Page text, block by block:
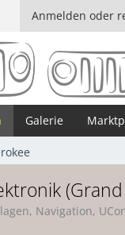
Anmelden oder
Galerie
Navigation,